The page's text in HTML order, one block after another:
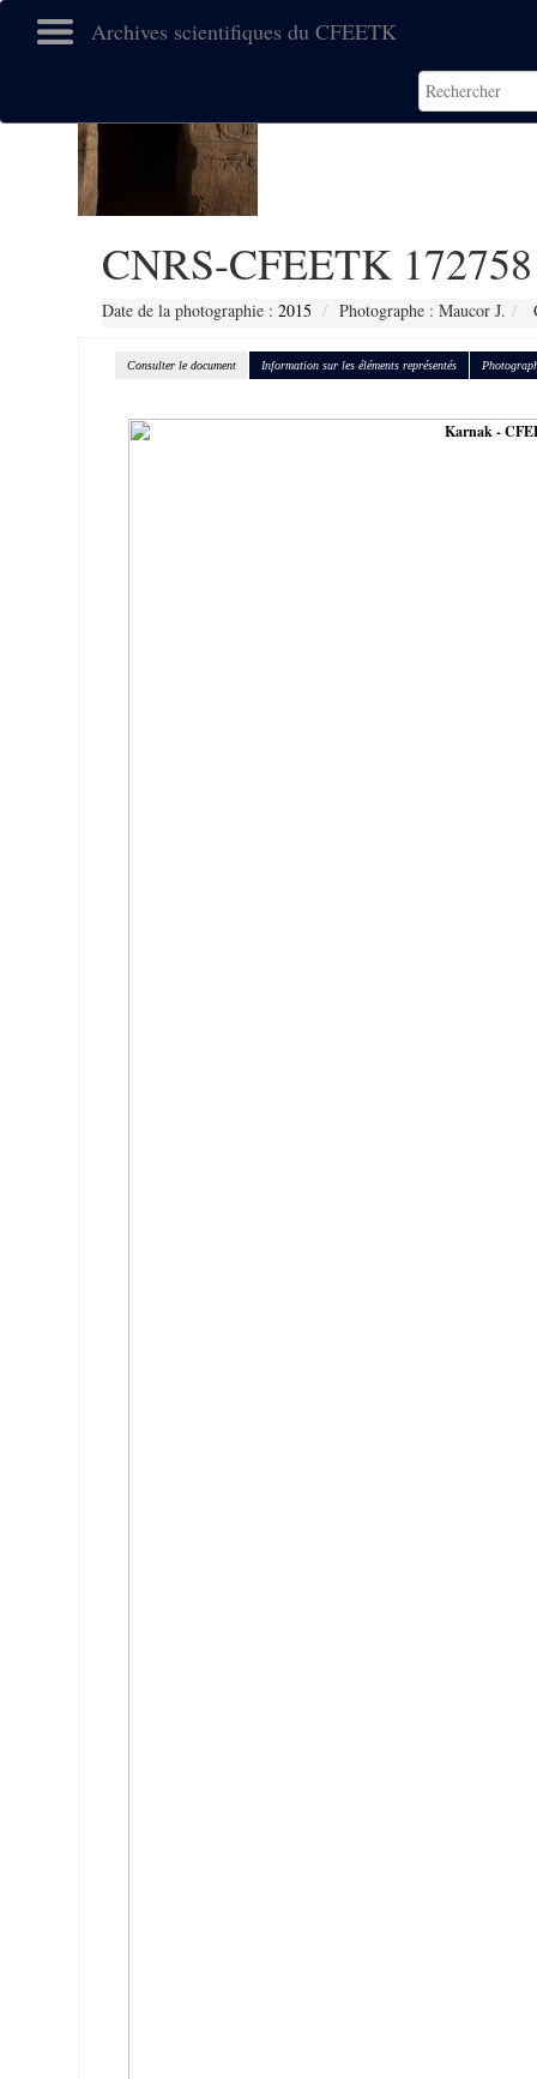
Archives scientifiques du CFEETK
CNRS-CFEETK 172758
Date de la photographie : 2015 Photographe : Maucor J.
Consulter le document Information sur les éléments représentés